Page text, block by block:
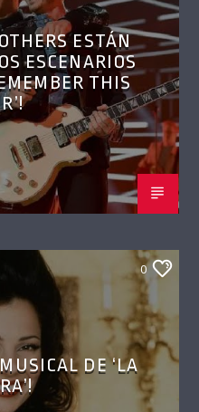
ESTÁN
ESCENARIOS
THIS
0
DE ‘LA